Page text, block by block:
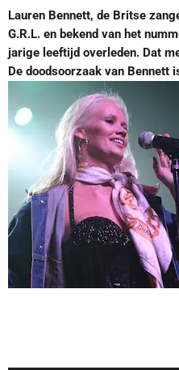
Lauren Bennett, de Britse
G.R.L. en bekend van het
jarige leeftijd overleden. Dat
De doodsoorzaak van Bennett